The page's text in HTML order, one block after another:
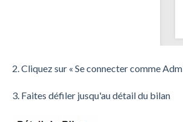
2. Cliquez sur « Se connecter comme
3. Faites défiler jusqu'au détail du bilan